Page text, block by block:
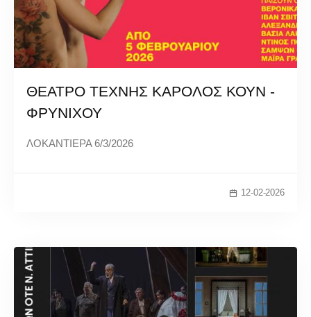
ΘΕΑΤΡΟ ΤΕΧΝΗΣ ΚΑΡΟΛΟΣ ΚΟΥΝ -
ΦΡΥΝΙΧΟΥ
ΛΟΚΑΝΤΙΕΡΑ 6/3/2026
12-02-2026